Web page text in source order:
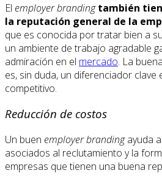
El employer branding también
la reputación general de la
que es conocida por tratar bien a
un ambiente de trabajo agradable
admiración en el mercado. La
es, sin duda, un diferenciador
competitivo.
Reducción de costos
Un buen employer brandingayuda
asociados al reclutamiento y la
empresas que tienen una buena